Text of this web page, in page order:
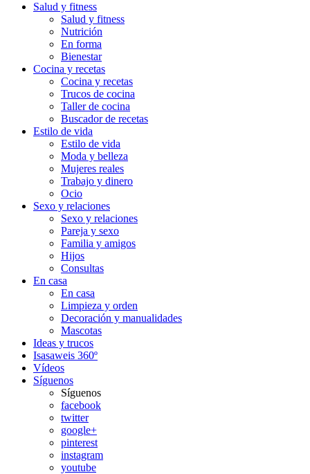
Salud y fitness
Salud y fitness
Nutrición
En forma
Bienestar
Cocina y recetas
Cocina y recetas
Trucos de cocina
Taller de cocina
Buscador de recetas
Estilo de vida
Estilo de vida
Moda y belleza
Mujeres reales
Trabajo y dinero
Ocio
Sexo y relaciones
Sexo y relaciones
Pareja y sexo
Familia y amigos
Hijos
Consultas
En casa
En casa
Limpieza y orden
Decoración y manualidades
Mascotas
Ideas y trucos
Isasaweis 360º
Vídeos
Síguenos
Síguenos
facebook
twitter
google+
pinterest
instagram
youtube